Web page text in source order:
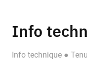
Info
Info technique ●